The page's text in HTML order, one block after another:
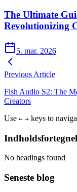
The Ultimate
Revolutionizing
5. mar. 2026
Previous Article
Fish Audio S2: The
Creators
Use ← → keys to
No headings found
Seneste blog